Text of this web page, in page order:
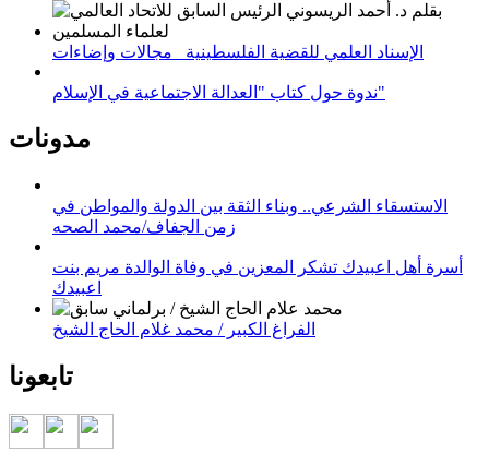
الإسناد العلمي للقضية الفلسطينية_ مجالات وإضاءات
ندوة حول كتاب "العدالة الاجتماعية في الإسلام"
مدونات
الاستسقاء الشرعي.. وبناء الثقة بين الدولة والمواطن في
زمن الجفاف/محمد الصحه
أسرة أهل اعبيدك تشكر المعزين في وفاة الوالدة مريم بنت
اعبيدك
الفراغ الكبير / محمد غلام الحاج الشيخ
تابعونا